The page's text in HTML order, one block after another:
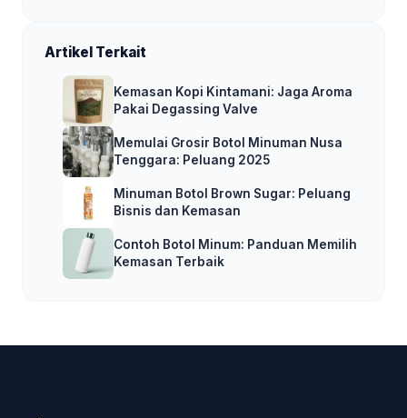
Artikel Terkait
Kemasan Kopi Kintamani: Jaga Aroma
Pakai Degassing Valve
Memulai Grosir Botol Minuman Nusa
Tenggara: Peluang 2025
Minuman Botol Brown Sugar: Peluang
Bisnis dan Kemasan
Contoh Botol Minum: Panduan Memilih
Kemasan Terbaik